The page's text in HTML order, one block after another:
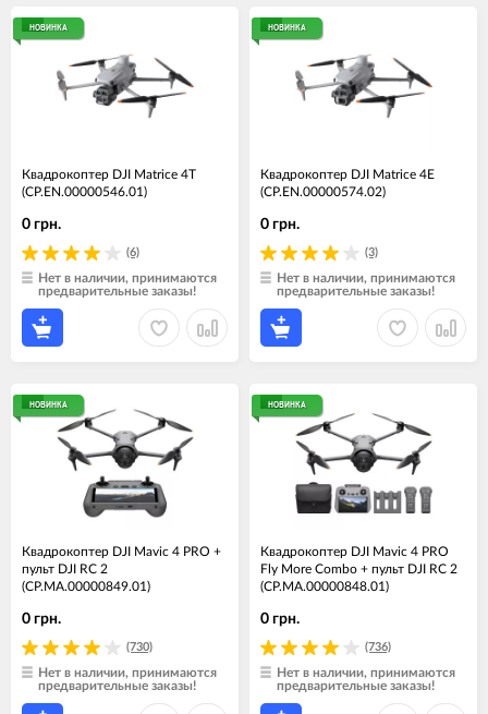
НОВИНКА
Квадрокоптер DJI Matrice 4T
(CP.EN.00000546.01)
(6)
0 грн.
Нет в наличии, принимаются
предварительные заказы!
НОВИНКА
Квадрокоптер DJI Matrice 4E
(CP.EN.00000574.02)
(3)
0 грн.
Нет в наличии, принимаются
предварительные заказы!
НОВИНКА
Квадрокоптер DJI Mavic 4 PRO +
пульт DJI RC 2
(CP.MA.00000849.01)
(730)
0 грн.
Нет в наличии, принимаются
предварительные заказы!
НОВИНКА
Квадрокоптер DJI Mavic 4 PRO
Fly More Combo + пульт DJI RC 2
(CP.MA.00000848.01)
(736)
0 грн.
Нет в наличии, принимаются
предварительные заказы!